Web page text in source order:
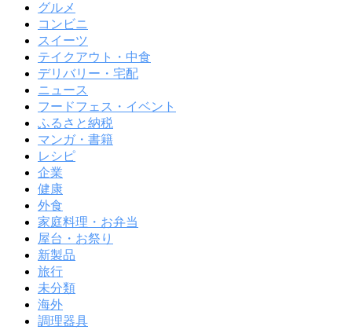
グルメ
コンビニ
スイーツ
テイクアウト・中食
デリバリー・宅配
ニュース
フードフェス・イベント
ふるさと納税
マンガ・書籍
レシピ
企業
健康
外食
家庭料理・お弁当
屋台・お祭り
新製品
旅行
未分類
海外
調理器具